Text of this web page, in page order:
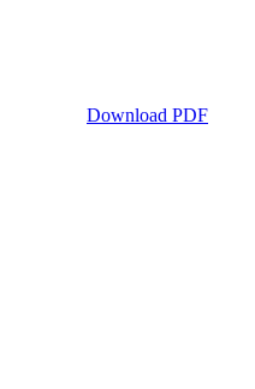
Download PDF